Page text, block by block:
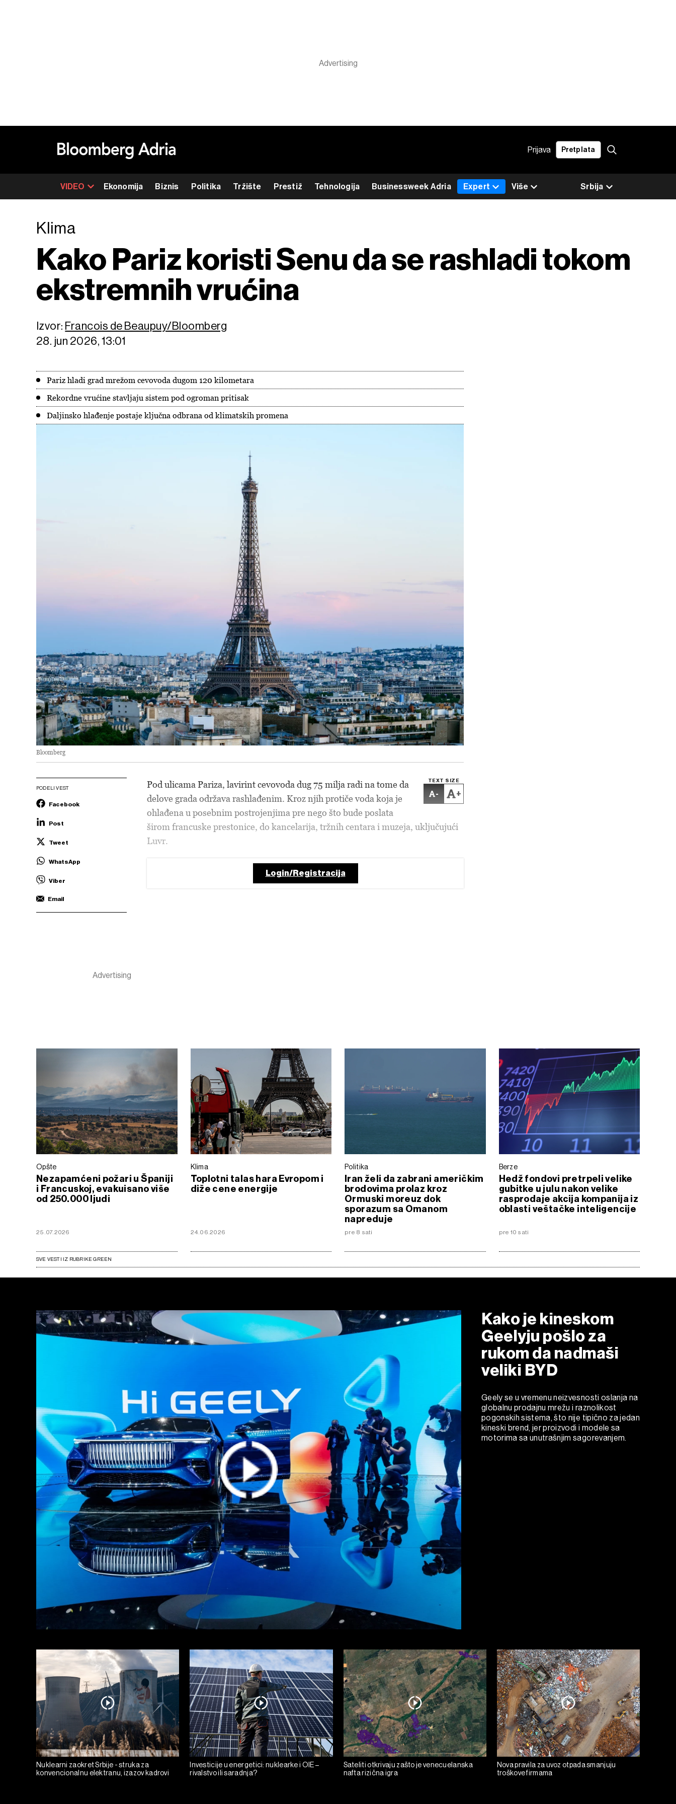
Prijava Pretplata
VIDEO Ekonomija Biznis Politika Tržište Prestiž Tehnologija Businessweek Adria Srbija
Expert Više
Klima
Kako Pariz koristi Senu da se rashladi tokom
ekstremnih vrućina
Izvor: Francois de Beaupuy/Bloomberg
28. jun 2026, 13:01
Pariz hladi grad mrežom cevovoda dugom 120 kilometara
Rekordne vrućine stavljaju sistem pod ogroman pritisak
Daljinsko hlađenje postaje ključna odbrana od klimatskih promena
Bloomberg
PODELI VEST
Facebook
Post
Tweet
WhatsApp
Viber
Email
TEXT SIZE
- +
Pod ulicama Pariza, lavirint cevovoda dug 75 milja radi na tome da
delove grada održava rashlađenim. Kroz njih protiče voda koja je
ohlađena u posebnim postrojenjima pre nego što bude poslata
širom francuske prestonice, do kancelarija, tržnih centara i muzeja, uključujući
Luvr.
Login/Registracija
Opšte
Nezapamćeni požari u Španiji
i Francuskoj, evakuisano više
od 250.000 ljudi
25.07.2026
Klima
Toplotni talas hara Evropom i
diže cene energije
24.06.2026
Politika
Iran želi da zabrani američkim
brodovima prolaz kroz
Ormuski moreuz dok
sporazum sa Omanom
napreduje
pre 8 sati
Berze
Hedž fondovi pretrpeli velike
gubitke u julu nakon velike
rasprodaje akcija kompanija iz
oblasti veštačke inteligencije
pre 10 sati
SVE VESTI IZ RUBRIKE GREEN
Kako je kineskom
Geelyju pošlo za
rukom da nadmaši
veliki BYD
Geely se u vremenu neizvesnosti oslanja na
globalnu prodajnu mrežu i raznolikost
pogonskih sistema, što nije tipično za jedan
kineski brend, jer proizvodi i modele sa
motorima sa unutrašnjim sagorevanjem.
Nuklearni zaokret Srbije - struka za
konvencionalnu elektranu, izazov kadrovi
Investicije u energetici: nuklearke i OIE –
rivalstvo ili saradnja?
Sateliti otkrivaju zašto je venecuelanska
nafta rizična igra
Nova pravila za uvoz otpada smanjuju
troškove firmama